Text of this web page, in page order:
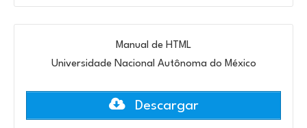
Manual de HTML
Universidade Nacional Autônoma do México
Descargar